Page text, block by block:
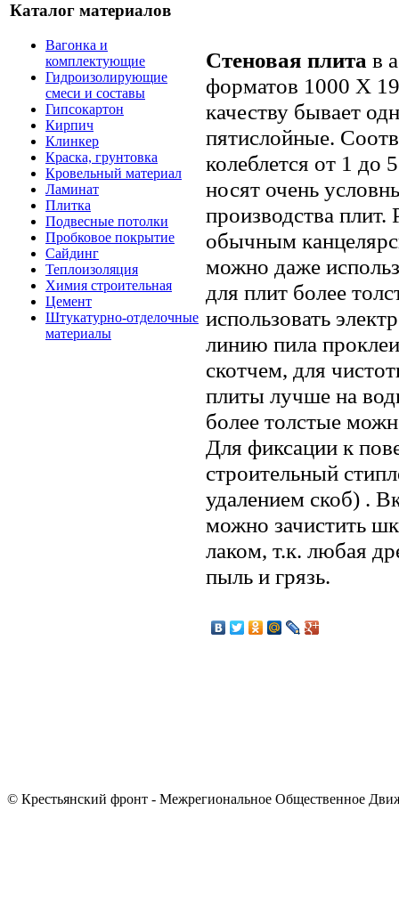
Каталог материалов
Вагонка и
комплектующие
Гидроизолирующие
смеси и составы
Гипсокартон
Кирпич
Клинкер
Краска, грунтовка
Кровельный материал
Ламинат
Плитка
Подвесные потолки
Пробковое покрытие
Сайдинг
Теплоизоляция
Химия строительная
Цемент
Штукатурно-отделочные
материалы
Стеновая плита в
форматов 1000 Х
качеству бывает
пятислойные.
колеблется от 1 до
носят очень
производства плит.
обычным
можно даже
для плит более
использовать
линию пила
скотчем, для
плиты лучше на
более толстые
Для фиксации к
строительный
удалением скоб) .
можно зачистить
лаком, т.к. любая
пыль и грязь.
© Крестьянский фронт - Межрегиональное Общественное